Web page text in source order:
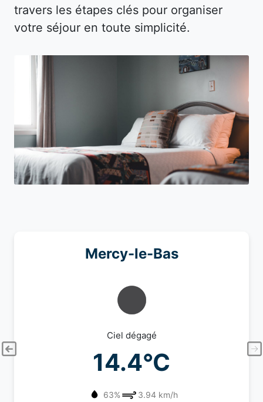
travers les étapes clés pour organiser
votre séjour en toute simplicité.
Mercy-le-Bas
Ciel dégagé
14.4°C
63% 3.94 km/h